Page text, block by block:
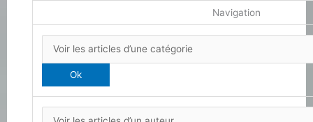
Navigation